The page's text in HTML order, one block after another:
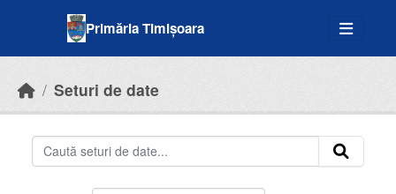
Primăria Timișoara
Seturi de date